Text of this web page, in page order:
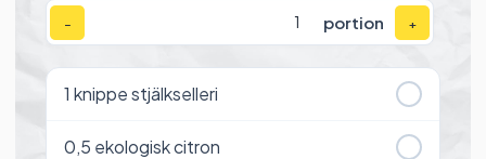
− portion +
1 knippe stjälkselleri
0,5 ekologisk citron